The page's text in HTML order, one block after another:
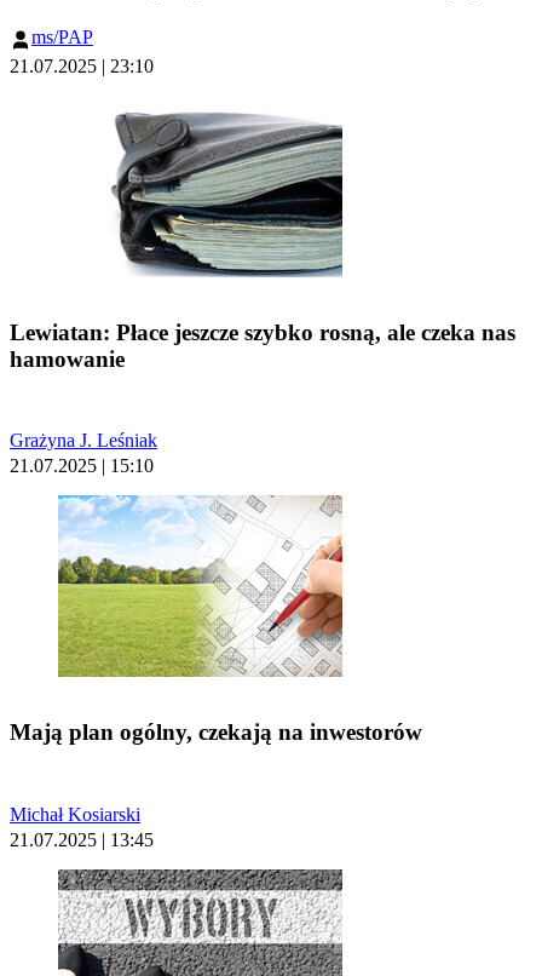
ms/PAP
21.07.2025 | 23:10
Lewiatan: Płace jeszcze szybko rosną, ale czeka nas
hamowanie
Grażyna J. Leśniak
21.07.2025 | 15:10
Mają plan ogólny, czekają na inwestorów
Michał Kosiarski
21.07.2025 | 13:45